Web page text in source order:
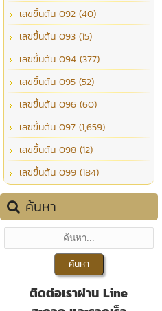
เลขขึ้นต้น 092 (40)
เลขขึ้นต้น 093 (15)
เลขขึ้นต้น 094 (377)
เลขขึ้นต้น 095 (52)
เลขขึ้นต้น 096 (60)
เลขขึ้นต้น 097 (1,659)
เลขขึ้นต้น 098 (12)
เลขขึ้นต้น 099 (184)
ค้นหา
ติดต่อเราผ่าน Line